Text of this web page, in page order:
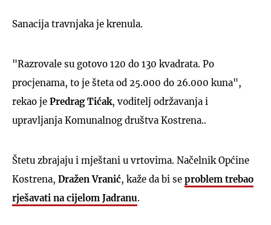
Sanacija travnjaka je krenula.
"Razrovale su gotovo 120 do 130 kvadrata. Po
procjenama, to je šteta od 25.000 do 26.000 kuna",
rekao je Predrag Tićak, voditelj održavanja i
upravljanja Komunalnog društva Kostrena..
Štetu zbrajaju i mještani u vrtovima. Načelnik Općine
Kostrena, Dražen Vranić, kaže da bi se problem trebao
rješavati na cijelom Jadranu.